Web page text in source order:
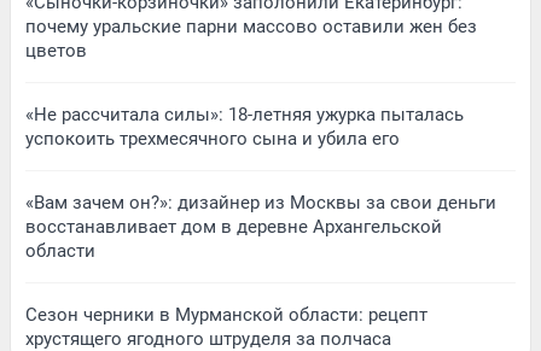
почему уральские парни массово оставили жен без
цветов
«Не рассчитала силы»: 18-летняя ужурка пыталась
успокоить трехмесячного сына и убила его
«Вам зачем он?»: дизайнер из Москвы за свои деньги
восстанавливает дом в деревне Архангельской
области
Сезон черники в Мурманской области: рецепт
хрустящего ягодного штруделя за полчаса